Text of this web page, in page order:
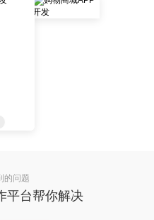
的问题
平台帮你解决